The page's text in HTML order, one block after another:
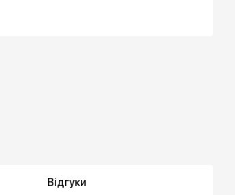
Відгуки